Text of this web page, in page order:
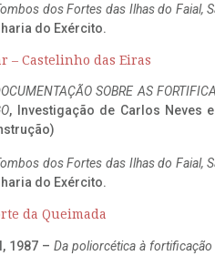
dos Fortes das Ilhas do Faial,
do Exército.
– Castelinho das Eiras
SOBRE AS
, Investigação de Carlos Neves
dos Fortes das Ilhas do Faial,
do Exército.
da Queimada
1987 – Da poliorcética à